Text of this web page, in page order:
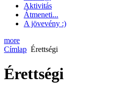
Aktivitás
Átmeneti...
A jövevény :)
more
Címlap Érettségi
Érettségi